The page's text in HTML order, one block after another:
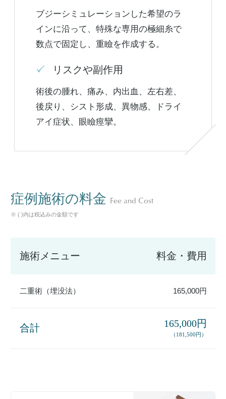
ブジーシミュレーションした希望のラ
インに沿って、特殊な専用の極細糸で
数点で固定し、重瞼を作成する。
リスクや副作用
術後の腫れ、痛み、内出血、左右差、
後戻り、シスト形成、異物感、ドライ
アイ症状、眼瞼痙攣。
症例施術の料金 Fee and Cost
※ ( )内は税込みの金額です
施術メニュー 料金・費用
二重術（埋没法） 165,000円
合計 165,000円
（181,500円）